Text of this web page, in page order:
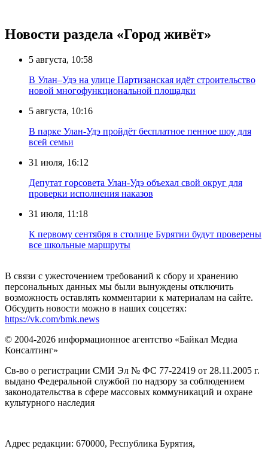
Новости раздела «Город живёт»
5 августа, 10:58
В Улан–Удэ на улице Партизанская идёт строительство
новой многофункциональной площадки
5 августа, 10:16
В парке Улан-Удэ пройдёт бесплатное пенное шоу для
всей семьи
31 июля, 16:12
Депутат горсовета Улан-Удэ объехал свой округ для
проверки исполнения наказов
31 июля, 11:18
К первому сентября в столице Бурятии будут проверены
все школьные маршруты
В связи с ужесточением требований к сбору и хранению
персональных данных мы были вынуждены отключить
возможность оставлять комментарии к материалам на сайте.
Обсудить новости можно в наших соцсетях:
https://vk.com/bmk.news
© 2004-2026 информационное агентство «Байкал Медиа
Консалтинг»
Св-во о регистрации СМИ Эл № ФС 77-22419 от 28.11.2005 г.
выдано Федеральной службой по надзору за соблюдением
законодательства в сфере массовых коммуникаций и охране
культурного наследия
Адрес редакции: 670000, Республика Бурятия,